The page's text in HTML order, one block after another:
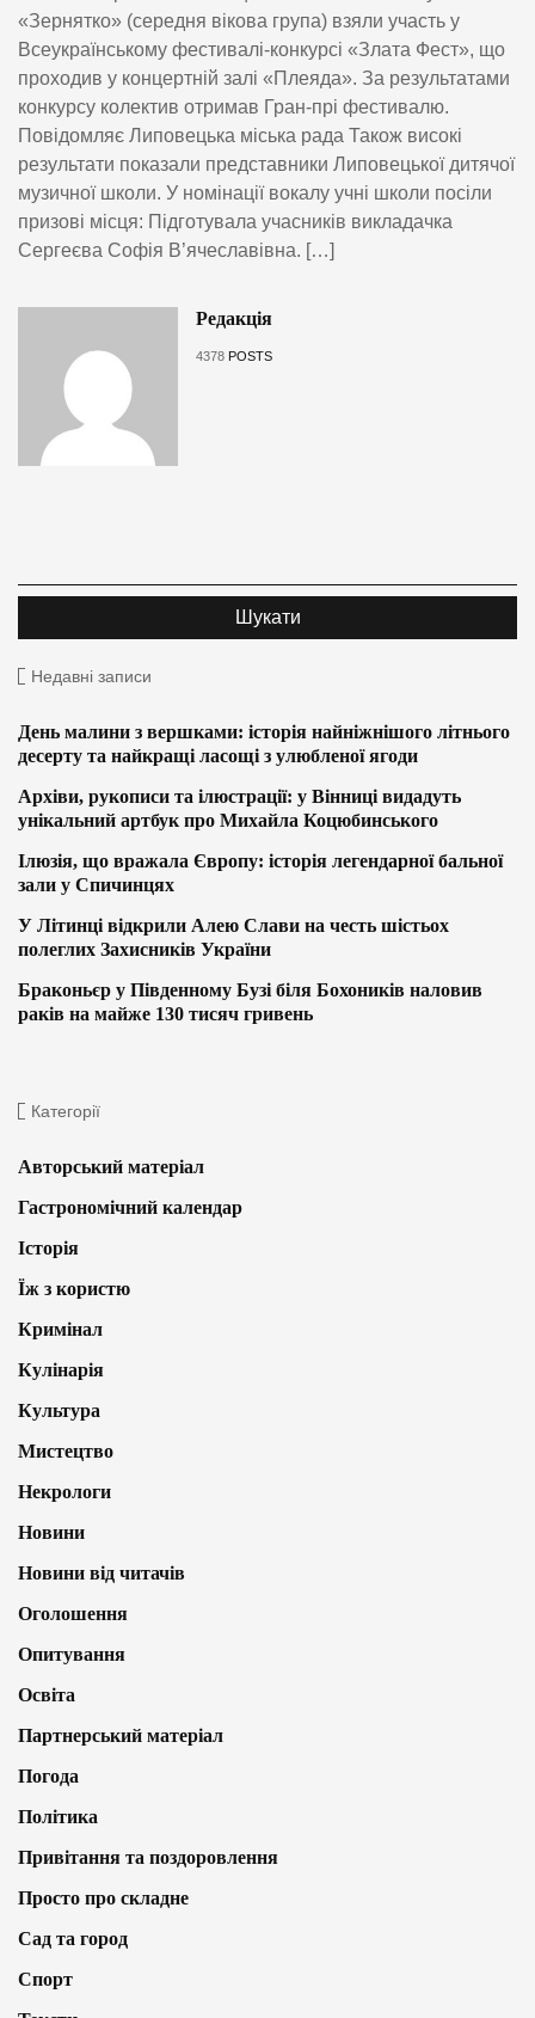
«Зернятко» (середня вікова група) взяли участь у
Всеукраїнському фестивалі-конкурсі «Злата Фест», що
проходив у концертній залі «Плеяда». За результатами
конкурсу колектив отримав Гран-прі фестивалю.
Повідомляє Липовецька міська рада Також високі
результати показали представники Липовецької дитячої
музичної школи. У номінації вокалу учні школи посіли
призові місця: Підготувала учасників викладачка
Сергеєва Софія В’ячеславівна. […]
Редакція
4378 POSTS
Недавні записи
День малини з вершками: історія найніжнішого літнього
десерту та найкращі ласощі з улюбленої ягоди
Архіви, рукописи та ілюстрації: у Вінниці видадуть
унікальний артбук про Михайла Коцюбинського
Ілюзія, що вражала Європу: історія легендарної бальної
зали у Спичинцях
У Літинці відкрили Алею Слави на честь шістьох
полеглих Захисників України
Браконьєр у Південному Бузі біля Бохоників наловив
раків на майже 130 тисяч гривень
Категорії
Авторський матеріал
Гастрономічний календар
Історія
Їж з користю
Кримінал
Кулінарія
Культура
Мистецтво
Некрологи
Новини
Новини від читачів
Оголошення
Опитування
Освіта
Партнерський матеріал
Погода
Політика
Привітання та поздоровлення
Просто про складне
Сад та город
Спорт